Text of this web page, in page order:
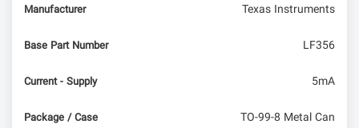
Manufacturer Texas Instruments
Base Part Number LF356
Current - Supply 5mA
Package / Case TO-99-8 Metal Can